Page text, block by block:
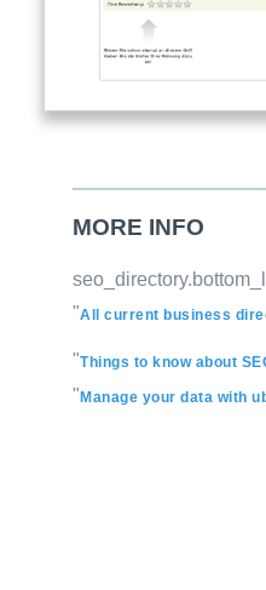
MORE INFO
"All current business
"Things to know about
" Manage your data with